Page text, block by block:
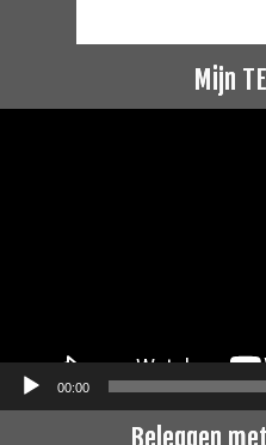
Mijn
00:00
Beleggen